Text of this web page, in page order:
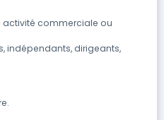
activité commerciale ou
indépendants, dirigeants,